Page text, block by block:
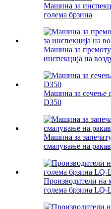
Машина за
голема брзина
Машина за
инспекција на
Машина за сечење
D350
Машина за
смалување на
Производители на
голема брзина LQ-